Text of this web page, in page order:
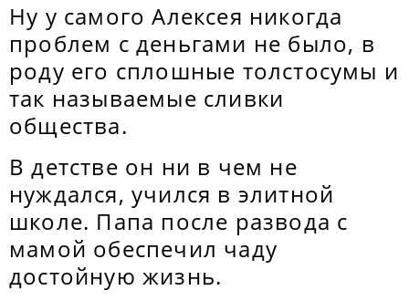
Ну у самого Алексея никогда
проблем с деньгами не было, в
роду его сплошные толстосумы и
так называемые сливки
общества.
В детстве он ни в чем не
нуждался, учился в элитной
школе. Папа после развода с
мамой обеспечил чаду
достойную жизнь.